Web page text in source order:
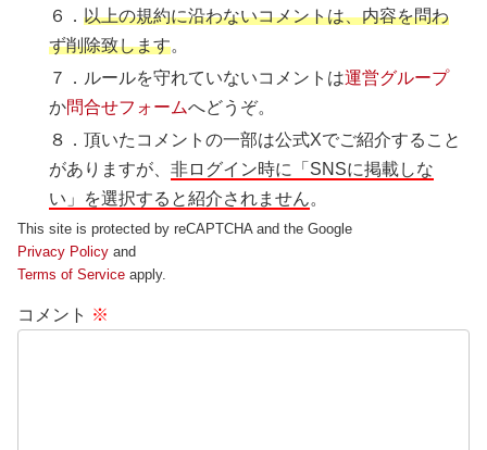
６．以上の規約に沿わないコメントは、内容を問わ
ず削除致します。
７．ルールを守れていないコメントは運営グループ
か問合せフォームへどうぞ。
８．頂いたコメントの一部は公式Xでご紹介すること
がありますが、非ログイン時に「SNSに掲載しな
い」を選択すると紹介されません。
This site is protected by reCAPTCHA and the Google
Privacy Policy and
Terms of Service apply.
コメント ※